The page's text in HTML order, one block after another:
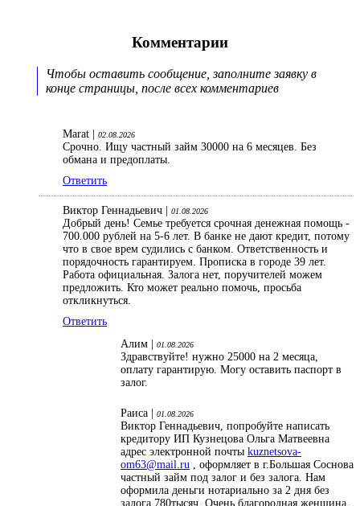
Комментарии
Чтобы оставить сообщение, заполните заявку в
конце страницы, после всех комментариев
Marat | 02.08.2026
Срочно. Ищу частный займ 30000 на 6 месяцев. Без
обмана и предоплаты.
Ответить
Виктор Геннадьевич | 01.08.2026
Добрый день! Семье требуется срочная денежная помощь -
700.000 рублей на 5-6 лет. В банке не дают кредит, потому
что в свое врем судились с банком. Ответственность и
порядочность гарантируем. Прописка в городе 39 лет.
Работа официальная. Залога нет, поручителей можем
предложить. Кто может реально помочь, просьба
откликнуться.
Ответить
Алим |
01.08.2026
Здравствуйте! нужно 25000 на 2 месяца,
оплату гарантирую. Могу оставить паспорт в
залог.
Раиса | 01.08.2026
Виктор Геннадьевич, попробуйте написать
кредитору ИП Кузнецова Ольга Матвеевна
адрес электронной почты kuznetsova-
om63@mail.ru , оформляет в г.Большая Соснова
частный займ под залог и без залога. Нам
оформила деньги нотариально за 2 дня без
залога 780тысяч. Очень благородная женщина,